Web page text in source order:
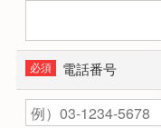
電話番号